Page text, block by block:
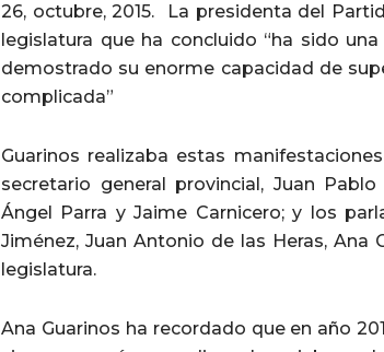
26, octubre, 2015. La presidenta del
legislatura que ha concluido “ha sido
demostrado su enorme capacidad de
complicada”
Guarinos realizaba estas
secretario general provincial, Juan
Ángel Parra y Jaime Carnicero; y los
Jiménez, Juan Antonio de las Heras,
legislatura.
Ana Guarinos ha recordado que en año